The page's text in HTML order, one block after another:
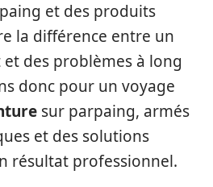
et des produits
la différence entre un
des problèmes à long
donc pour un voyage
sur parpaing, armés
et des solutions
résultat professionnel.